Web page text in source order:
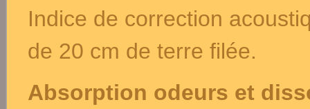
Indice de correction
de 20 cm de terre filée.
Absorption odeurs et